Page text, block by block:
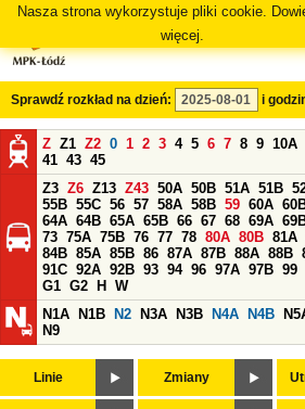
Nasza strona wykorzystuje pliki cookie.
więcej.
Sprawdź rozkład na dzień: i
Z Z1 Z2 0 1 2 3 4 5 6 7 8 9 10A
41 43 45
Z3 Z6 Z13 Z43 50A 50B 51A 51B
55B 55C 56 57 58A 58B 59 60A
64A 64B 65A 65B 66 67 68 69A
73 75A 75B 76 77 78 80A 80B 81A
84B 85A 85B 86 87A 87B 88A 88B
91C 92A 92B 93 94 96 97A 97B 99
G1 G2 H
W
N1A
N1B N2 N3A N3B N4A N4B
N9
Linie Zmiany